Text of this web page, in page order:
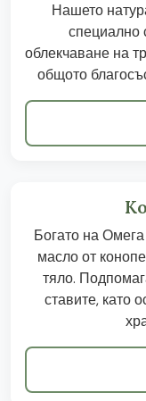
Нашето
специално
облекчаване на
общото
Богато на
масло от
тяло.
ставите, като